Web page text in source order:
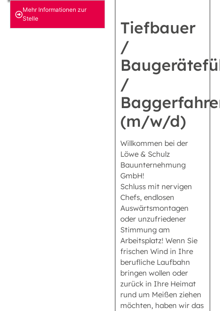
Mehr Informationen zur
Stelle
Tiefbauer
/
/
(m/w/d)
Willkommen bei der
Löwe & Schulz
Bauunternehmung
GmbH!
Schluss mit nervigen
Chefs, endlosen
Auswärtsmontagen
oder unzufriedener
Stimmung am
Arbeitsplatz! Wenn Sie
frischen Wind in Ihre
berufliche Laufbahn
bringen wollen oder
zurück in Ihre Heimat
rund um Meißen ziehen
möchten, haben wir das